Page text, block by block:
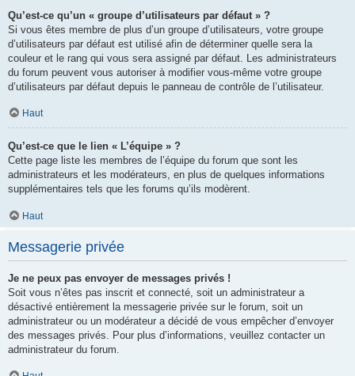
Qu’est-ce qu’un « groupe d’utilisateurs par défaut » ?
Si vous êtes membre de plus d’un groupe d’utilisateurs, votre groupe
d’utilisateurs par défaut est utilisé afin de déterminer quelle sera la
couleur et le rang qui vous sera assigné par défaut. Les administrateurs
du forum peuvent vous autoriser à modifier vous-même votre groupe
d’utilisateurs par défaut depuis le panneau de contrôle de l’utilisateur.
Haut
Qu’est-ce que le lien « L’équipe » ?
Cette page liste les membres de l’équipe du forum que sont les
administrateurs et les modérateurs, en plus de quelques informations
supplémentaires tels que les forums qu’ils modèrent.
Haut
Messagerie privée
Je ne peux pas envoyer de messages privés !
Soit vous n’êtes pas inscrit et connecté, soit un administrateur a
désactivé entièrement la messagerie privée sur le forum, soit un
administrateur ou un modérateur a décidé de vous empêcher d’envoyer
des messages privés. Pour plus d’informations, veuillez contacter un
administrateur du forum.